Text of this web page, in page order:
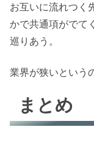
お互いに流れつく
かで共通項がでて
巡りあう。
業界が狭いという
まとめ